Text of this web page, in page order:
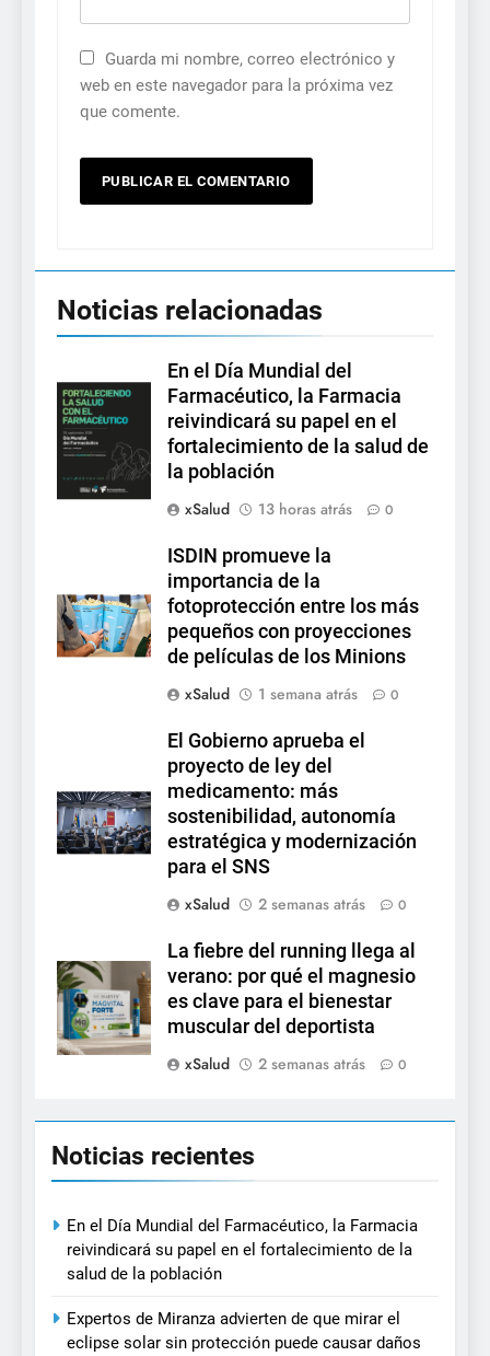
Guarda mi nombre, correo electrónico y
web en este navegador para la próxima vez
que comente.
Noticias relacionadas
En el Día Mundial del
Farmacéutico, la Farmacia
reivindicará su papel en el
fortalecimiento de la salud de
la población
xSalud
13 horas atrás 0
ISDIN promueve la
importancia de la
fotoprotección entre los más
pequeños con proyecciones
de películas de los Minions
xSalud
1 semana atrás 0
El Gobierno aprueba el
proyecto de ley del
medicamento: más
sostenibilidad, autonomía
estratégica y modernización
para el SNS
xSalud
2 semanas atrás 0
La fiebre del running llega al
verano: por qué el magnesio
es clave para el bienestar
muscular del deportista
xSalud
2 semanas atrás 0
Noticias recientes
En el Día Mundial del Farmacéutico, la Farmacia
reivindicará su papel en el fortalecimiento de la
salud de la población
Expertos de Miranza advierten de que mirar el
eclipse solar sin protección puede causar daños